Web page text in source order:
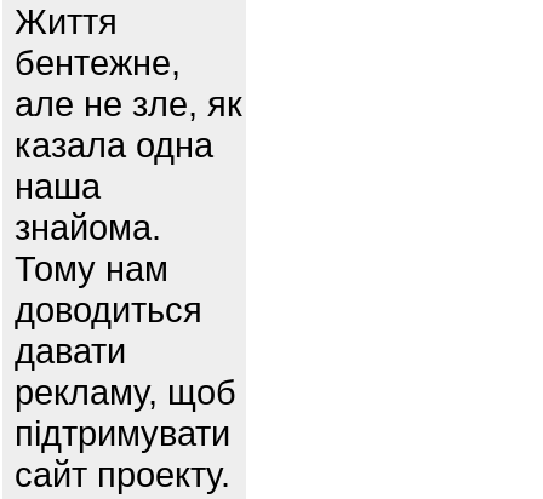
Життя
бентежне,
але не зле, як
казала одна
наша
знайома.
Тому нам
доводиться
давати
рекламу, щоб
підтримувати
сайт проекту.